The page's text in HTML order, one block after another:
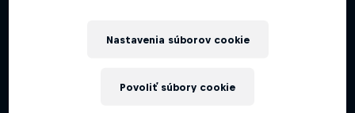
Nastavenia súborov cookie
Povoliť súbory cookie